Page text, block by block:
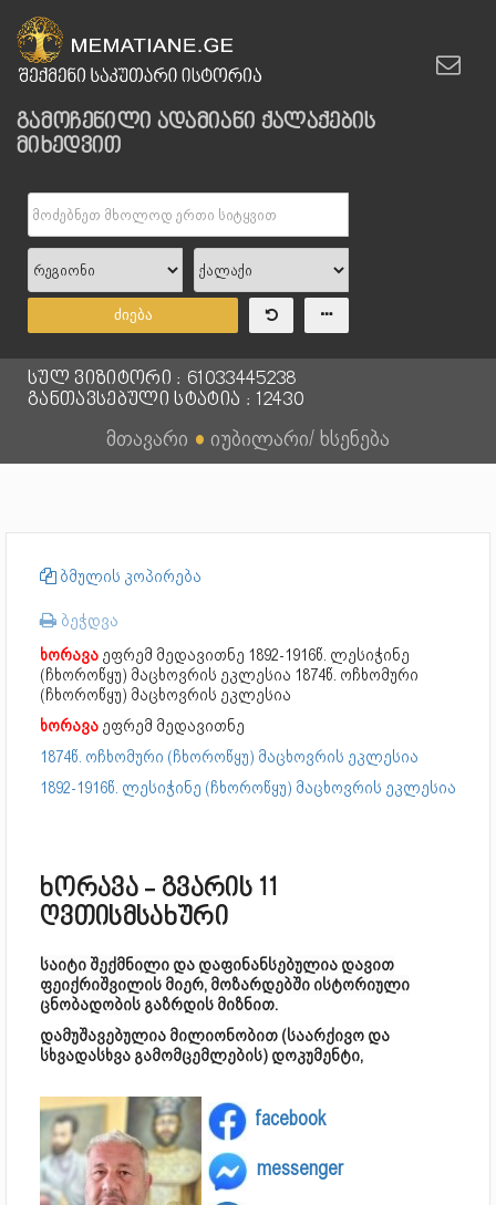
გამოჩენილი ადამიანი ქალაქების
მიხედვით
ძიება
სულ ვიზიტორი : 61033445238
განთავსებული სტატია : 12430
მთავარი ● იუბილარი/ ხსენება
ბმულის კოპირება
ბეჭდვა
ხორავა ეფრემ მედავითნე 1892-1916წ. ლესიჭინე
(ჩხოროწყუ) მაცხოვრის ეკლესია 1874წ. ოჩხომური
(ჩხოროწყუ) მაცხოვრის ეკლესია
ხორავა ეფრემ მედავითნე
1874წ. ოჩხომური (ჩხოროწყუ) მაცხოვრის ეკლესია
1892-1916წ. ლესიჭინე (ჩხოროწყუ) მაცხოვრის ეკლესია
ხორავა - გვარის 11
ღვთისმსახური
საიტი შექმნილი და დაფინანსებულია დავით
ფეიქრიშვილის მიერ, მოზარდებში ისტორიული
ცნობადობის გაზრდის მიზნით.
დამუშავებულია მილიონობით (საარქივო და
სხვადასხვა გამომცემლების) დოკუმენტი,
facebook
messenger